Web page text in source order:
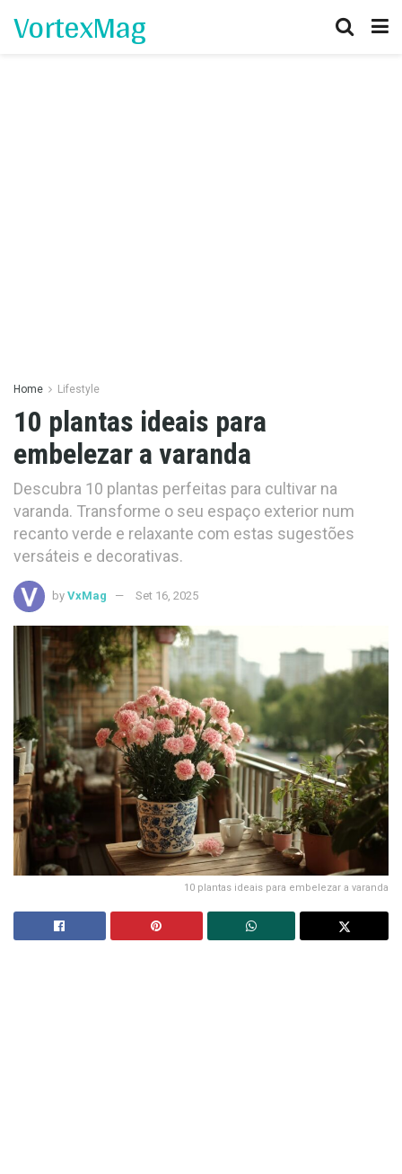
VortexMag
Home Lifestyle
10 plantas ideais para
embelezar a varanda
Descubra 10 plantas perfeitas para cultivar na
varanda. Transforme o seu espaço exterior num
recanto verde e relaxante com estas sugestões
versáteis e decorativas.
by VxMag Set 16, 2025
10 plantas ideais para embelezar a varanda